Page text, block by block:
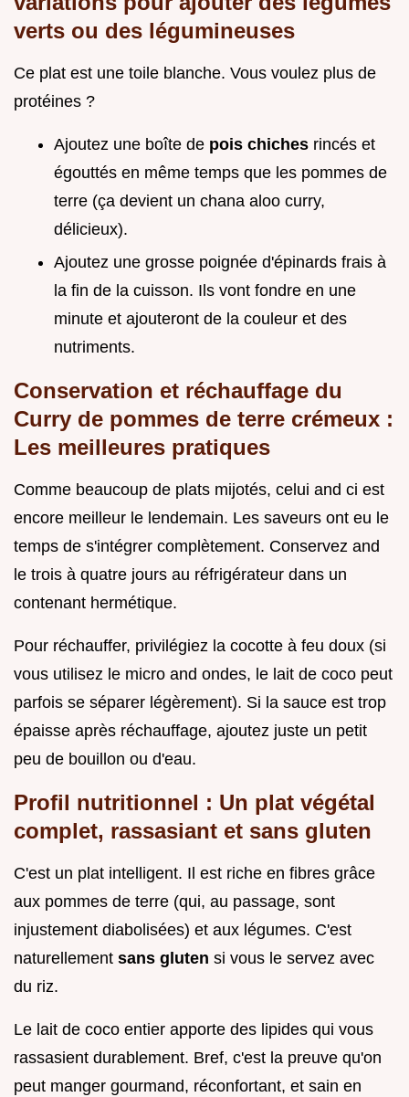
verts ou des légumineuses
Ce plat est une toile blanche. Vous voulez plus de
protéines ?
Ajoutez une boîte de pois chiches rincés et
égouttés en même temps que les pommes de
terre (ça devient un chana aloo curry,
délicieux).
Ajoutez une grosse poignée d'épinards frais à
la fin de la cuisson. Ils vont fondre en une
minute et ajouteront de la couleur et des
nutriments.
Conservation et réchauffage du
Curry de pommes de terre crémeux :
Les meilleures pratiques
Comme beaucoup de plats mijotés, celui and ci est
encore meilleur le lendemain. Les saveurs ont eu le
temps de s'intégrer complètement. Conservez and
le trois à quatre jours au réfrigérateur dans un
contenant hermétique.
Pour réchauffer, privilégiez la cocotte à feu doux (si
vous utilisez le micro and ondes, le lait de coco peut
parfois se séparer légèrement). Si la sauce est trop
épaisse après réchauffage, ajoutez juste un petit
peu de bouillon ou d'eau.
Profil nutritionnel : Un plat végétal
complet, rassasiant et sans gluten
C'est un plat intelligent. Il est riche en fibres grâce
aux pommes de terre (qui, au passage, sont
injustement diabolisées) et aux légumes. C'est
naturellement sans gluten si vous le servez avec
du riz.
Le lait de coco entier apporte des lipides qui vous
rassasient durablement. Bref, c'est la preuve qu'on
peut manger gourmand, réconfortant, et sain en